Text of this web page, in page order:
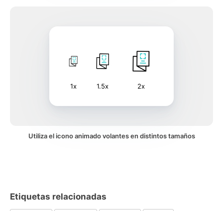
1x 1.5x 2x
Utiliza el icono animado volantes en distintos tamaños
Etiquetas relacionadas